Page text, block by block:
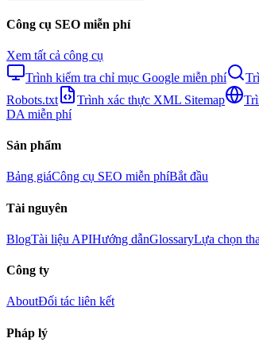
Công cụ SEO miễn phí
Xem tất cả công cụ
Trình kiểm tra chỉ mục Google miễn phí
Robots.txt
Trình xác thực XML Sitemap
DA miễn phí
Sản phẩm
Bảng giáCông cụ SEO miễn phíBắt đầu
Tài nguyên
BlogTài liệu APIHướng dẫnGlossaryLựa chọn
Công ty
AboutĐối tác liên kết
Pháp lý